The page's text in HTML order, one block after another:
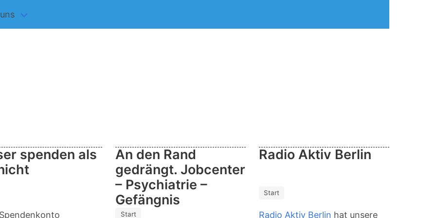
spenden als
An den Rand
gedrängt. Jobcenter
– Psychiatrie –
Gefängnis
Start
Radio Aktiv Berlin
Start
Radio Aktiv Berlin hat unsere